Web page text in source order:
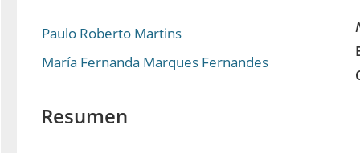
Paulo Roberto Martins
María Fernanda Marques Fernandes
Resumen